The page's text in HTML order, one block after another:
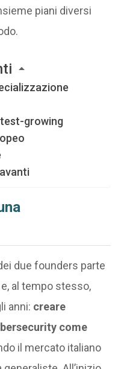
piani diversi
growing
due founders parte
al tempo stesso,
anni: creare
come
il mercato italiano